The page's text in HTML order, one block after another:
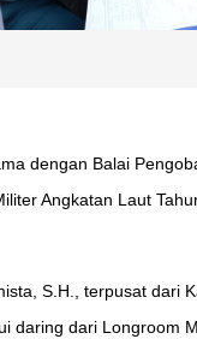
dengan Balai
Angkatan Laut
S.H., terpusat dari
daring dari Longroom